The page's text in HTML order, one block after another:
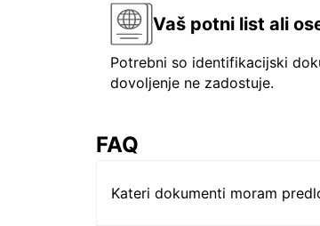
Vaš potni list ali
Potrebni so identifikacijski
dovoljenje ne zadostuje.
FAQ
Kateri dokumenti moram